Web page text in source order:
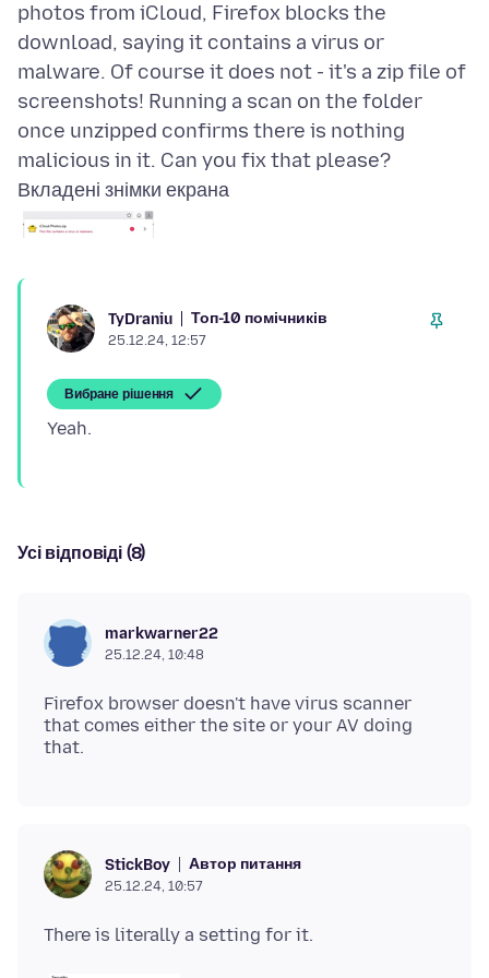
photos from iCloud, Firefox blocks the
download, saying it contains a virus or
malware. Of course it does not - it's a zip file of
screenshots! Running a scan on the folder
once unzipped confirms there is nothing
Вкладені знімки екрана
TyDraniu Топ-10 помічників
25.12.24, 12:57
Вибране рішення
Усі відповіді (8)
markwarner22
25.12.24, 10:48
Firefox browser doesn't have virus scanner
that comes either the site or your AV doing
StickBoy Автор питання
25.12.24, 10:57